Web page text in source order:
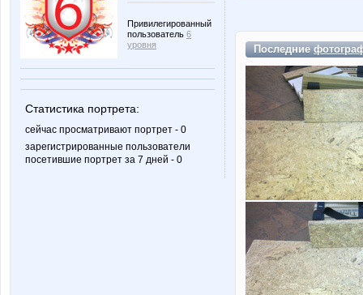
Привилегированный
пользователь 6
уровня
Статистика портрета:
сейчас просматривают портрет - 0
зарегистрированные пользователи
посетившие портрет за 7 дней - 0
Последние